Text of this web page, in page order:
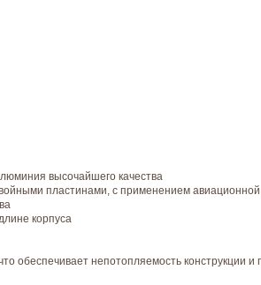
высочайшего качества
пластинами, с применением авиационной
корпуса
обеспечивает непотопляемость конструкции